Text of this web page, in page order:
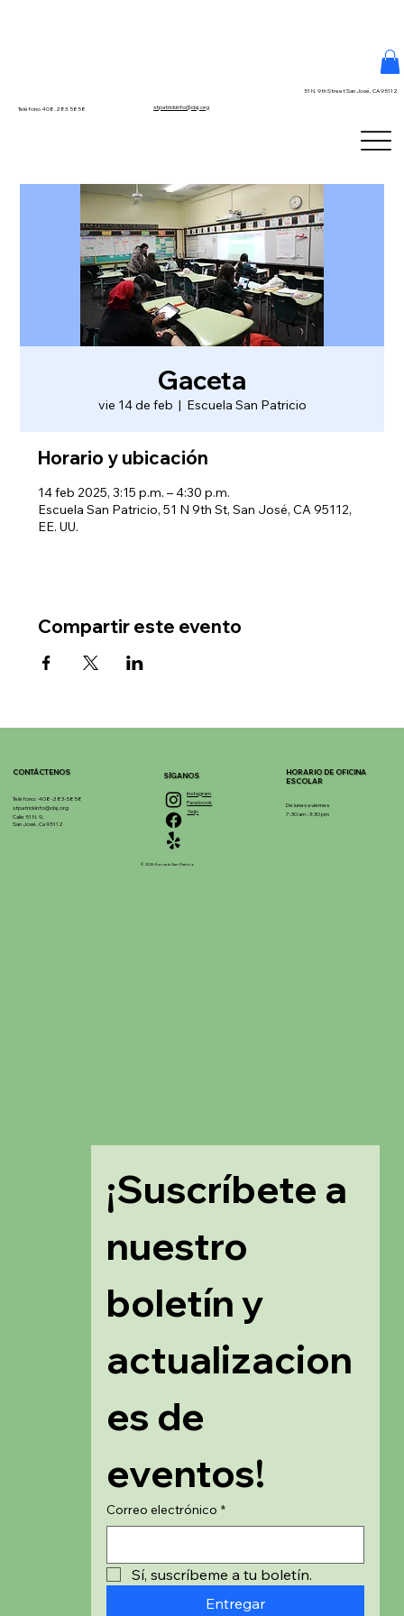
Teléfono 408.283.5858 stpatrickinfo@dsj.org
51 N. 9th Street San José, CA 95112
Gaceta
vie 14 de feb
  |
Escuela San Patricio
Horario y ubicación
14 feb 2025, 3:15 p.m. – 4:30 p.m.
Escuela San Patricio, 51 N 9th St, San José, CA 95112,
EE. UU.
Compartir este evento
CONTÁCTENOS
Teléfono: 408-283-5858
stpatrickinfo@dsj.org
Calle 51 N. 9,
San José, Ca 95112
¡Suscríbete a
nuestro
boletín y
actualizacion
es de
eventos!
Correo electrónico *
Sí, suscríbeme a tu boletín.
Entregar
Instagram
Facebook
Yelp
SÍGANOS
© 2025 Escuela San Patricio
HORARIO DE OFICINA
ESCOLAR
De lunes a viernes
7:30 am - 3:30 pm